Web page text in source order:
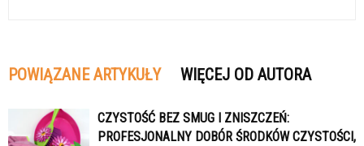
POWIĄZANE ARTYKUŁY WIĘCEJ OD AUTORA
CZYSTOŚĆ BEZ SMUG I ZNISZCZEŃ:
PROFESJONALNY DOBÓR ŚRODKÓW CZYSTOŚCI,